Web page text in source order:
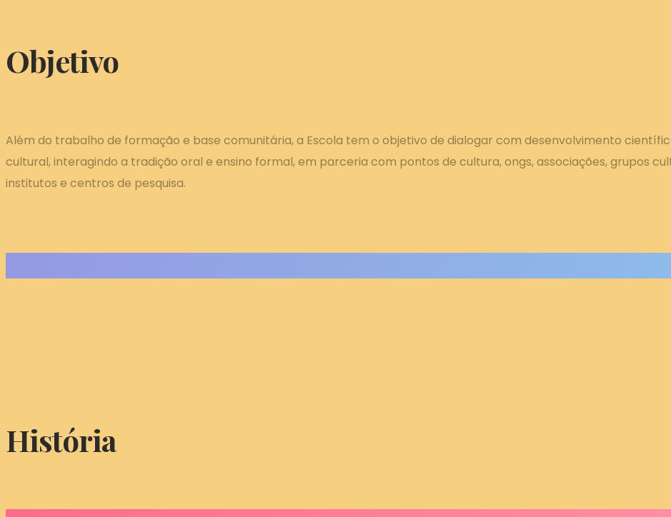
Objetivo
Além do trabalho de formação e base comunitária, a Escola tem o objetivo de dialogar com desenvolvimento
cultural, interagindo a tradição oral e ensino formal, em parceria com pontos de cultura, ongs, associações, grupos
institutos e centros de pesquisa.
História